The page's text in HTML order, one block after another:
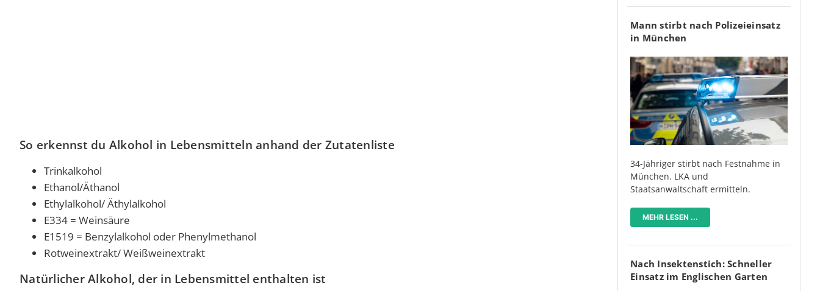
So erkennst du Alkohol in Lebensmitteln anhand der Zutatenliste
Trinkalkohol
Ethanol/Äthanol
Ethylalkohol/ Äthylalkohol
E334 = Weinsäure
E1519 = Benzylalkohol oder Phenylmethanol
Rotweinextrakt/ Weißweinextrakt
Natürlicher Alkohol, der in Lebensmittel enthalten ist
Mann stirbt nach Polizeieinsatz
in München
34-Jähriger stirbt nach Festnahme in
München. LKA und
Staatsanwaltschaft ermitteln.
MEHR LESEN ...
Nach Insektenstich: Schneller
Einsatz im Englischen Garten